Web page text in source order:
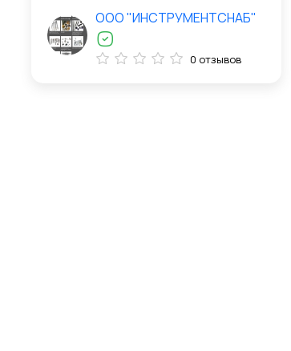
ООО "ИНСТРУМЕНТСНАБ"
0 отзывов